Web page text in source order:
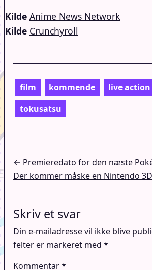
Kilde Anime News Network
Kilde Crunchyroll
film kommende live action
tokusatsu
Indlægsnavigation
← Premieredato for den næste
Der kommer måske en Nintendo
Skriv et svar
Din e-mailadresse vil ikke blive
felter er markeret med *
Kommentar*